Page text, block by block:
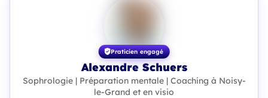
Praticien engagé
Alexandre Schuers
Sophrologie | Préparation mentale | Coaching à Noisy-
le-Grand et en visio